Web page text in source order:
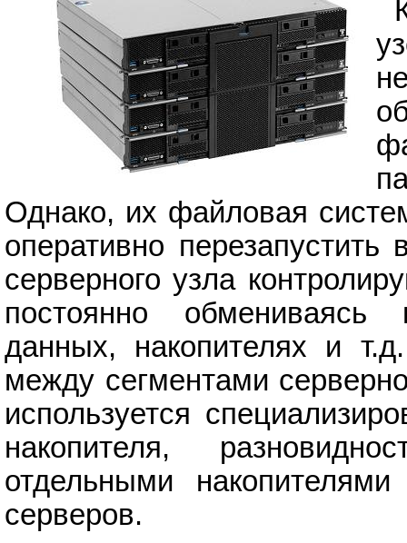
Однако, их файловая
оперативно
серверного узла
постоянно
данных, накопителях и
между сегментами
используется
накопителя,
отдельными
серверов.